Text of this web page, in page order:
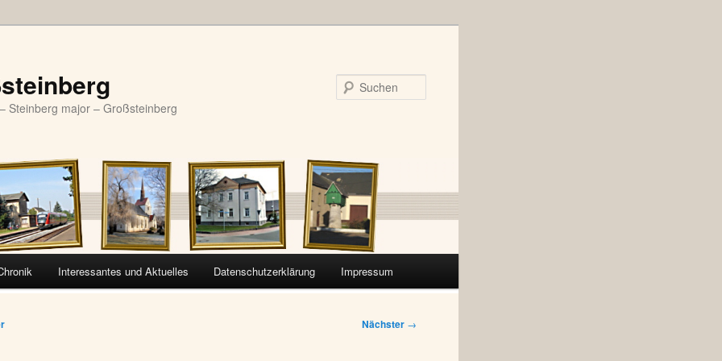
Steinberg major – Großsteinberg
Interessantes und Aktuelles Datenschutzerklärung Impressum
Nächster →